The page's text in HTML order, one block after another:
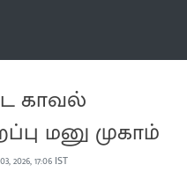
காவல்
மனு முகாம்
2026, 17:06 IST